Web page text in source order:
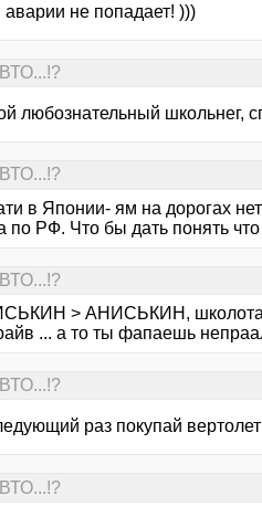
аварии не попадает! )))
любознательный школьнег,
в Японии- ям на дорогах
по РФ. Что бы дать понять
> АНИСЬКИН, школота
... а то ты фапаешь
раз покупай вертолет